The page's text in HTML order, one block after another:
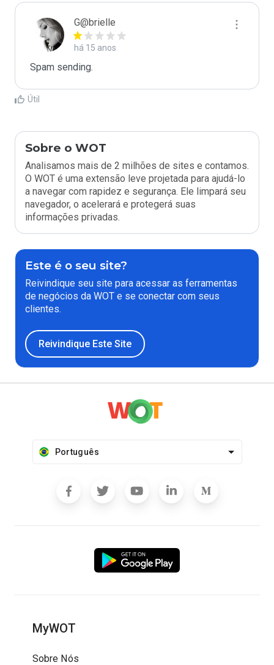
G@brielle
há 15 anos
Spam sending.
Útil
Sobre o WOT
Analisamos mais de 2 milhões de sites e contamos.
O WOT é uma extensão leve projetada para ajudá-lo
a navegar com rapidez e segurança. Ele limpará seu
navegador, o acelerará e protegerá suas
informações privadas.
Este é o seu site?
Reivindique seu site para acessar as ferramentas
de negócios da WOT e se conectar com seus
clientes.
Reivindique Este Site
Português
MyWOT
Sobre Nós